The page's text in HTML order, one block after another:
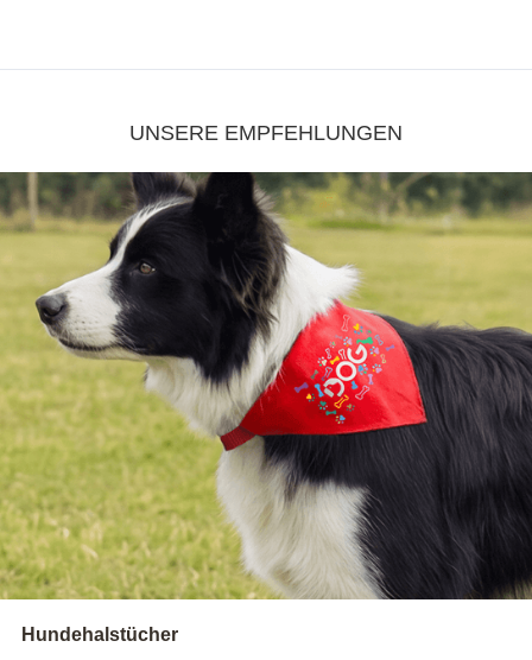
UNSERE EMPFEHLUNGEN